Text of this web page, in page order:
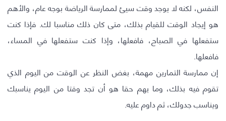
النفس، لكنه لا يوجد وقت سيئ لممارسة الرياضة بوجه عام، والأهم
هو إيجاد الوقت للقيام بذلك، متى كان ذلك مناسبا لك. فإذا كنت
ستفعلها في الصباح، فافعلها، وإذا كنت ستفعلها في المساء،
فافعلها.
إن ممارسة التمارين مهمة، بغض النظر عن الوقت من اليوم الذي
تقوم فيه بذلك، وما يهم حقا هو أن تجد وقتا من اليوم يناسبك
ويناسب جدولك، ثم داوم عليه.